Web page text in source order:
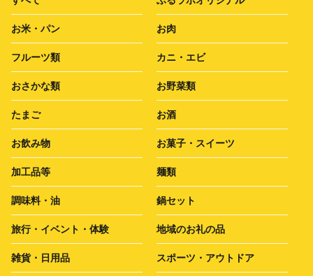
お米・パン お肉
フルーツ類 カニ・エビ
おさかな類 お野菜類
たまご お酒
お飲み物 お菓子・スイーツ
加工品等 麺類
調味料・油 鍋セット
旅行・イベント・体験 地域のお礼の品
雑貨・日用品 スポーツ・アウトドア